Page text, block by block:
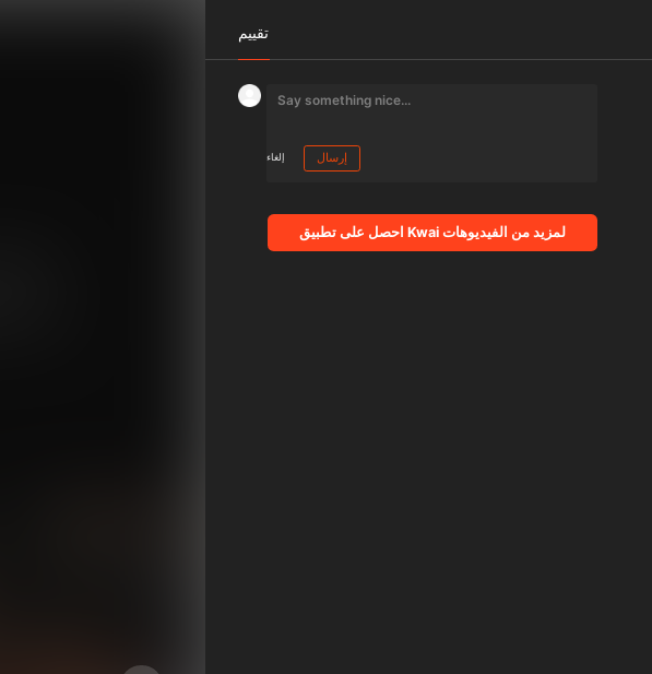
تقييم
إلغاء إرسال
احصل على تطبيق Kwai لمزيد من الفيديوهات